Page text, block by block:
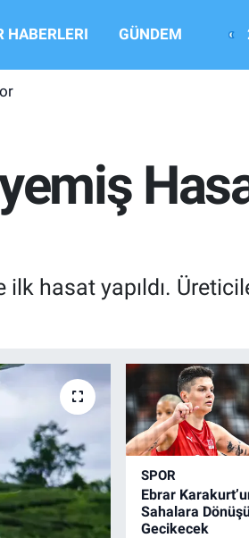
HABERLERI GÜNDEM
hasat yapıldı.
SPOR
Ebrar
Sahalara
Gecikecek